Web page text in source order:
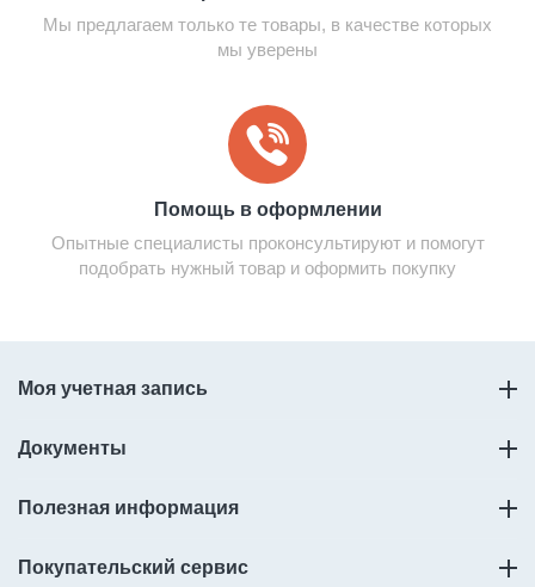
Мы предлагаем только те товары, в качестве которых
мы уверены
Помощь в оформлении
Опытные специалисты проконсультируют и помогут
подобрать нужный товар и оформить покупку
Моя учетная запись
Документы
Полезная информация
Покупательский сервис